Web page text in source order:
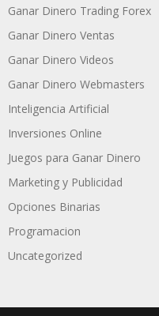
Ganar Dinero Trading Forex
Ganar Dinero Ventas
Ganar Dinero Videos
Ganar Dinero Webmasters
Inteligencia Artificial
Inversiones Online
Juegos para Ganar Dinero
Marketing y Publicidad
Opciones Binarias
Programacion
Uncategorized